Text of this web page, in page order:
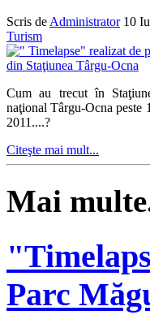
Scris de Administrator 10
Turism
Cum au trecut în
naţional Târgu-Ocna peste
2011....?
Citeşte mai mult...
Mai
Parc